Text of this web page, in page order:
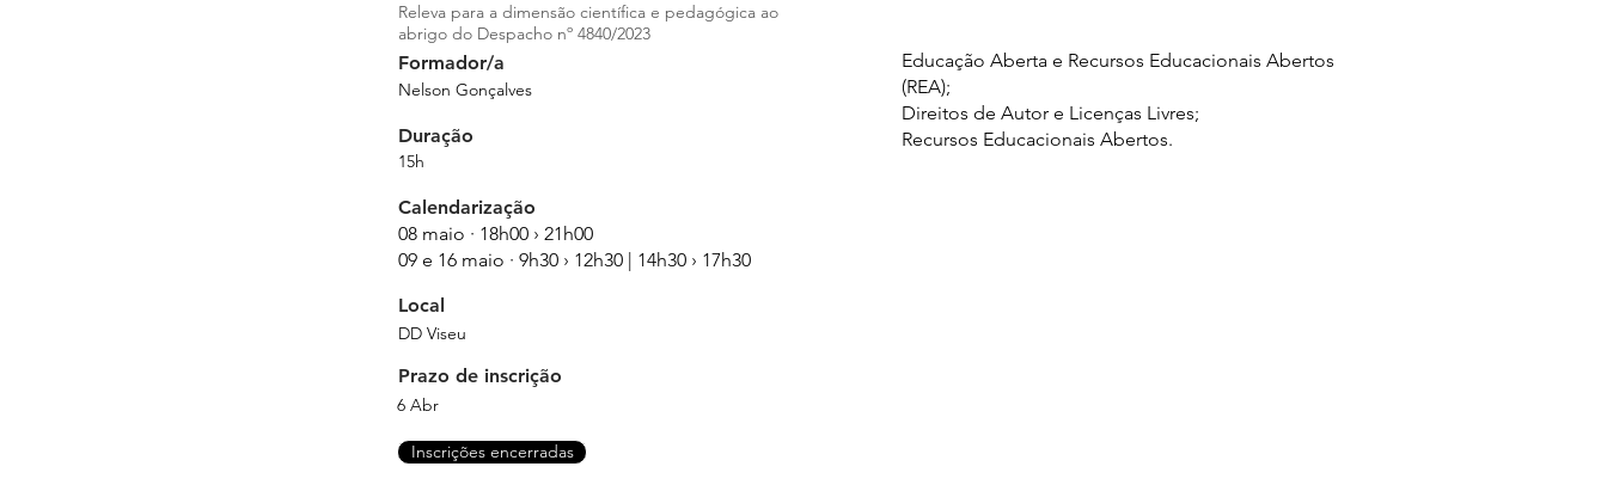
Releva para a dimensão científica e pedagógica ao
abrigo do Despacho nº 4840/2023
Formador/a
Nelson Gonçalves
Duração
15h
Calendarização
08 maio · 18h00 › 21h00
09 e 16 maio · 9h30 › 12h30 | 14h30 › 17h30
Local
DD Viseu
Prazo de inscrição
6 Abr
Inscrições encerradas
Educação Aberta e Recursos Educacionais Abertos
(REA);
Direitos de Autor e Licenças Livres;
Recursos Educacionais Abertos.